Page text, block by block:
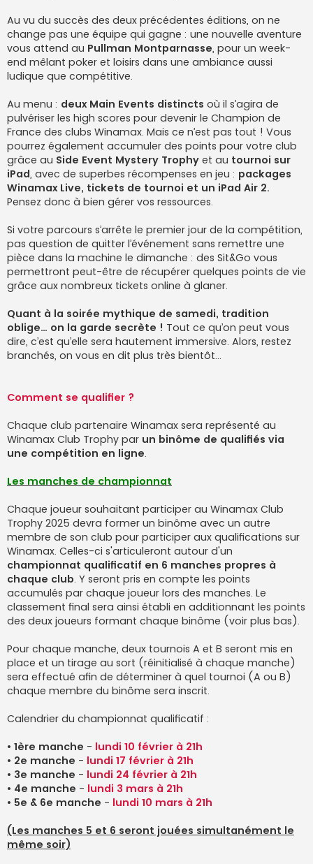
Au vu du succès des deux précédentes éditions, on ne
change pas une équipe qui gagne : une nouvelle aventure
vous attend au Pullman Montparnasse, pour un week-
end mêlant poker et loisirs dans une ambiance aussi
ludique que compétitive.
Au menu : deux Main Events distincts où il s’agira de
pulvériser les high scores pour devenir le Champion de
France des clubs Winamax. Mais ce n’est pas tout ! Vous
pourrez également accumuler des points pour votre club
grâce au Side Event Mystery Trophy et au tournoi sur
iPad, avec de superbes récompenses en jeu : packages
Winamax Live, tickets de tournoi et un iPad Air 2.
Pensez donc à bien gérer vos ressources.
Si votre parcours s’arrête le premier jour de la compétition,
pas question de quitter l’événement sans remettre une
pièce dans la machine le dimanche : des Sit&Go vous
permettront peut-être de récupérer quelques points de vie
grâce aux nombreux tickets online à glaner.
Quant à la soirée mythique de samedi, tradition
oblige… on la garde secrète ! Tout ce qu’on peut vous
dire, c’est qu’elle sera hautement immersive. Alors, restez
branchés, on vous en dit plus très bientôt…
Comment se qualifier ?
Chaque club partenaire Winamax sera représenté au
Winamax Club Trophy par un binôme de qualifiés via
une compétition en ligne.
Les manches de championnat
Chaque joueur souhaitant participer au Winamax Club
Trophy 2025 devra former un binôme avec un autre
membre de son club pour participer aux qualifications sur
Winamax. Celles-ci s'articuleront autour d'un
championnat qualificatif en 6 manches propres à
chaque club. Y seront pris en compte les points
accumulés par chaque joueur lors des manches. Le
classement final sera ainsi établi en additionnant les points
des deux joueurs formant chaque binôme (voir plus bas).
Pour chaque manche, deux tournois A et B seront mis en
place et un tirage au sort (réinitialisé à chaque manche)
sera effectué afin de déterminer à quel tournoi (A ou B)
chaque membre du binôme sera inscrit.
Calendrier du championnat qualificatif :
• 1ère manche - lundi 10 février à 21h
• 2e manche - lundi 17 février à 21h
• 3e manche - lundi 24 février à 21h
• 4e manche - lundi 3 mars à 21h
• 5e & 6e manche - lundi 10 mars à 21h
(Les manches 5 et 6 seront jouées simultanément le
même soir)